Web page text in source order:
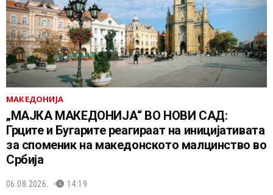
МАКЕДОНИЈА
„МАЈКА МАКЕДОНИЈА“ ВО НОВИ САД:
Грците и Бугарите реагираат на иницијативата
за споменик на македонското малцинство во
Србија
06.08.2026. 14:19